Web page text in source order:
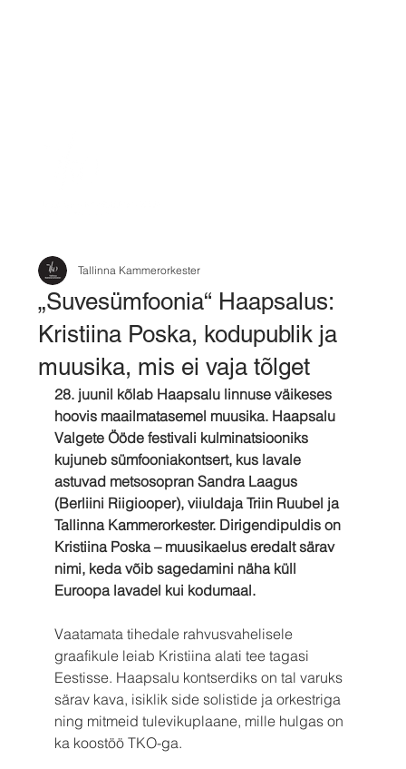
„Suvesümfoonia“ Haapsalus:
Kristiina Poska, kodupublik ja
muusika, mis ei vaja tõlget
Tallinna Kammerorkester
28. juunil kõlab Haapsalu linnuse väikeses
hoovis maailmatasemel muusika. Haapsalu
Valgete Ööde festivali kulminatsiooniks
kujuneb sümfooniakontsert, kus lavale
astuvad metsosopran Sandra Laagus
(Berliini Riigiooper), viiuldaja Triin Ruubel ja
Tallinna Kammerorkester. Dirigendipuldis on
Kristiina Poska – muusikaelus eredalt särav
nimi, keda võib sagedamini näha küll
Euroopa lavadel kui kodumaal.
Vaatamata tihedale rahvusvahelisele
graafikule leiab Kristiina alati tee tagasi
Eestisse. Haapsalu kontserdiks on tal varuks
särav kava, isiklik side solistide ja orkestriga
ning mitmeid tulevikuplaane, mille hulgas on
ka koostöö TKO-ga.